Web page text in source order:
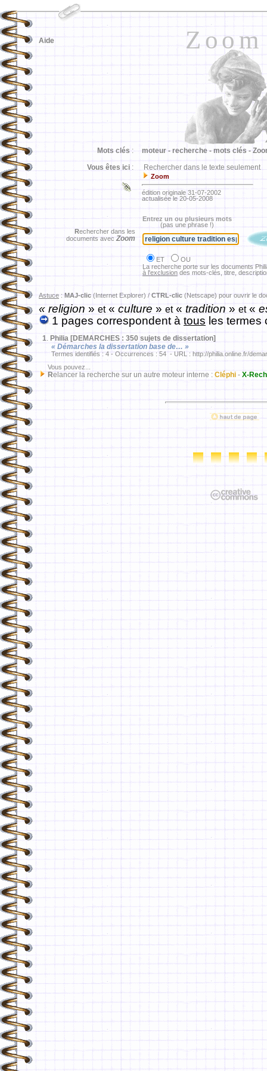
Zoom
Aide
Mots clés : moteur - recherche - mots clés -
Vous êtes ici : Rechercher dans le texte seulement
Zoom
édition originale 31-07-2002
actualisée le 20-05-2008
Rechercher dans les
documents avec Zoom
Entrez un ou plusieurs mots
(pas une phrase !)
ET
OU
La recherche porte sur les documents
à l'exclusion des mots-clés, titre,
Astuce : MAJ-clic (Internet Explorer) / CTRL-clic (Netscape) pour ouvrir le
« religion » et« culture » et« tradition » et«
1 pages correspondent à tous les termes
1. Philia [DEMARCHES : 350 sujets de dissertation]
« Démarches la dissertation base de… »
Termes identifiés : 4 - Occurrences : 54 - URL : http://philia.online.fr/
Vous pouvez...
Relancer la recherche sur un autre moteur interne : Cléphi - X-